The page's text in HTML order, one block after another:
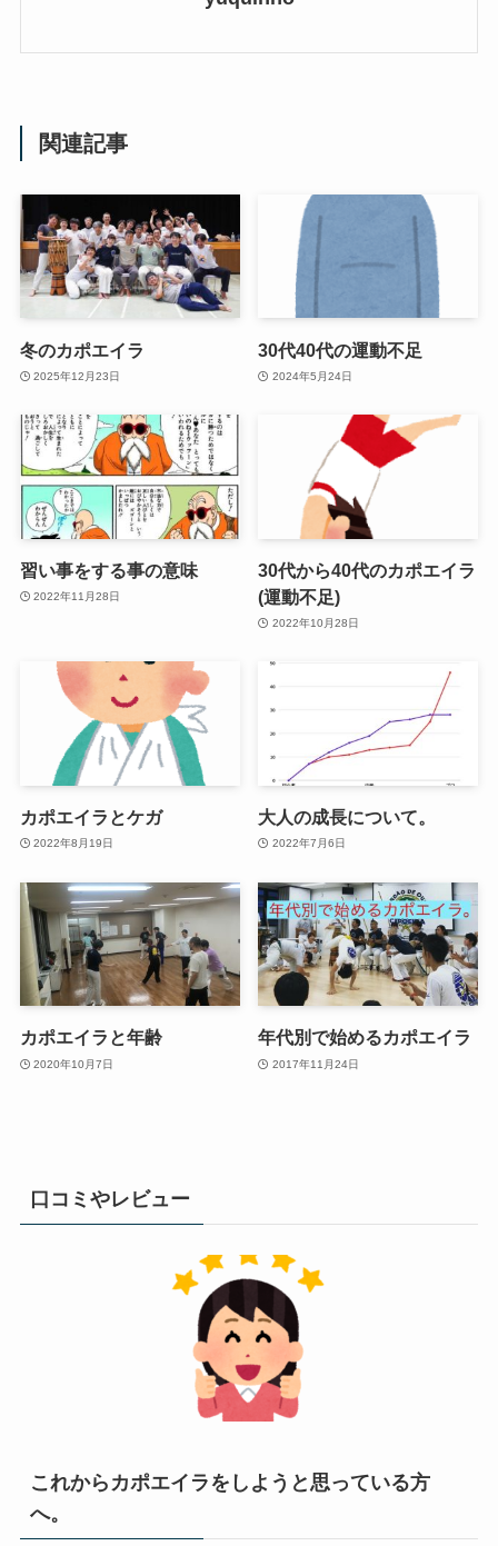
関連記事
冬のカポエイラ
2025年12月23日
30代40代の運動不足
2024年5月24日
習い事をする事の意味
2022年11月28日
30代から40代のカポエイラ
(運動不足)
2022年10月28日
カポエイラとケガ
2022年8月19日
大人の成長について。
2022年7月6日
カポエイラと年齢
2020年10月7日
年代別で始めるカポエイラ
2017年11月24日
口コミやレビュー
これからカポエイラをしようと思っている方
へ。